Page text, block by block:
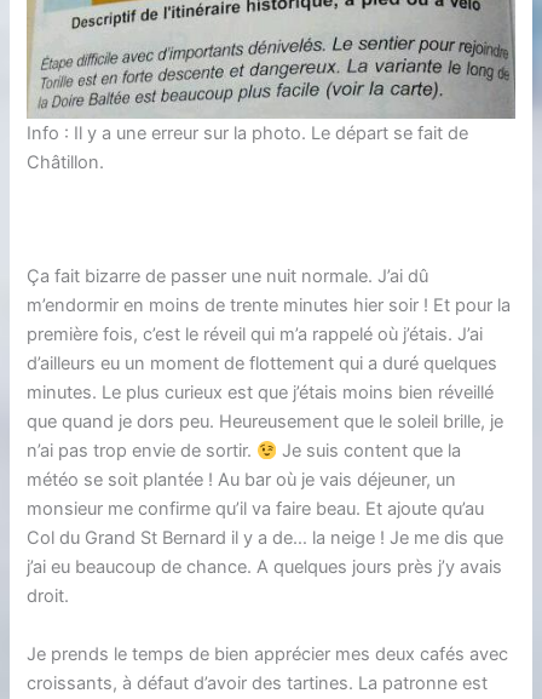
Info : Il y a une erreur sur la photo. Le départ se fait de
Châtillon.
Ça fait bizarre de passer une nuit normale. J’ai dû
m’endormir en moins de trente minutes hier soir ! Et pour la
première fois, c’est le réveil qui m’a rappelé où j’étais. J’ai
d’ailleurs eu un moment de flottement qui a duré quelques
minutes. Le plus curieux est que j’étais moins bien réveillé
que quand je dors peu. Heureusement que le soleil brille, je
n’ai pas trop envie de sortir.
Je suis content que la
météo se soit plantée ! Au bar où je vais déjeuner, un
monsieur me confirme qu’il va faire beau. Et ajoute qu’au
Col du Grand St Bernard il y a de… la neige ! Je me dis que
j’ai eu beaucoup de chance. A quelques jours près j’y avais
droit.
Je prends le temps de bien apprécier mes deux cafés avec
croissants, à défaut d’avoir des tartines. La patronne est